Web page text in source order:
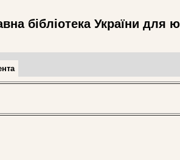
бібліотека України для